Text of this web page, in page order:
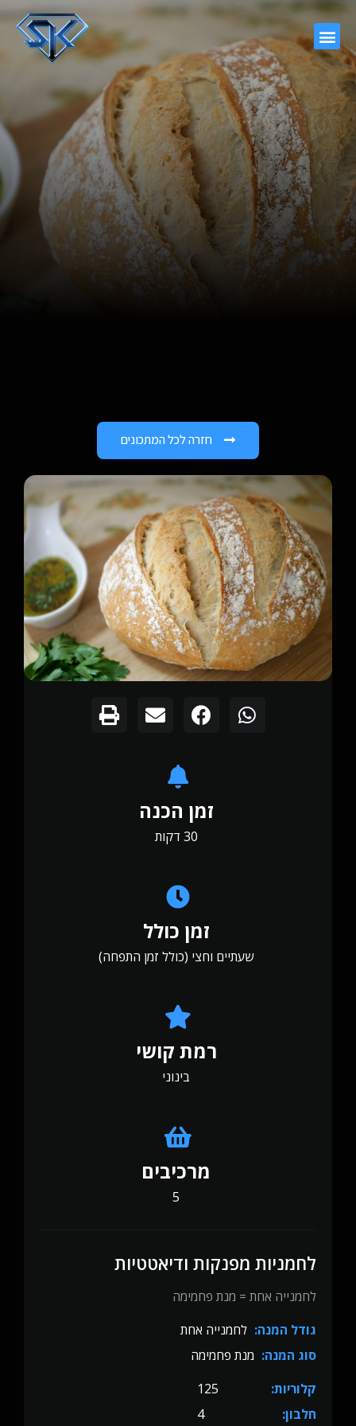
חזרה לכל המתכונים
זמן הכנה
30 דקות
זמן כולל
שעתיים וחצי (כולל זמן התפחה)
רמת קושי
בינוני
מרכיבים
5
לחמניות מפנקות ודיאטטיות
לחמנייה אחת = מנת פחמימה
גודל המנה: לחמנייה אחת
סוג המנה: מנת פחמימה
קלוריות:
125
חלבון:
4